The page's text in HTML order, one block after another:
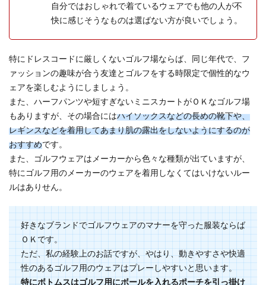
自分ではおしゃれで着ているウェアでも他の人が不
快に感じそうなものは選ばない方が良いでしょう。
特にドレスコードに厳しくないゴルフ場ならば、同じ年代で、フ
ァッションの趣味が合う友達とゴルフをする時限定で個性的なウ
ェアを楽しむようにしましょう。
また、ハーフパンツや短すぎないミニスカートがＯＫなゴルフ場
もありますが、その場合にはハイソックスなどの長めの靴下や、
レギンスなどを着用してあまり肌の露出をしないようにするのが
おすすめです。
また、ゴルフウェアはメーカーから色々な種類が出ていますが、
特にゴルフ用のメーカーのウェアを着用しなくてはいけないルー
ルはありせん。
好きなブランドでゴルフウェアのマナーを守った服装ならば
ＯＫです。
ただ、私の経験上のお話ですが、やはり、動きやすさや快適
性のあるゴルフ用のウェアはプレーしやすいと思います。
特にボトムスはゴルフ用にボールを入れるポーチを引っ掛け